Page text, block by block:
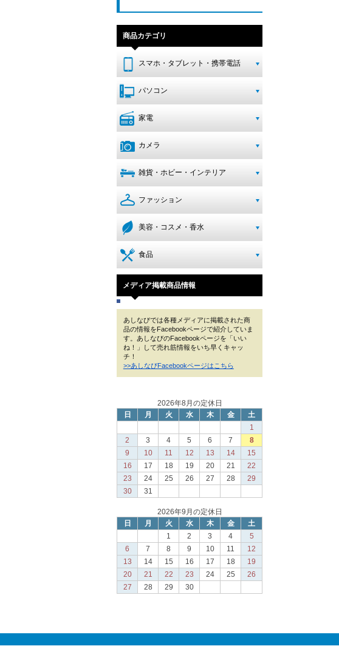
商品カテゴリ
スマホ・タブレット・携帯電話
パソコン
家電
カメラ
雑貨・ホビー・インテリア
ファッション
美容・コスメ・香水
食品
メディア掲載商品情報
あしなびでは各種メディアに掲載された商
品の情報をFacebookページで紹介していま
す。あしなびのFacebookページを「いい
ね！」して売れ筋情報をいち早くキャッ
チ！
>>あしなびFacebookページはこちら
2026年8月の定休日
日
月 火 水 木 金
土
1
2
3 4 5 6 7
8
9
10 11 12 13 14
15
16
17 18 19 20 21
22
23
24 25 26 27 28
29
30
31
2026年9月の定休日
日
月 火 水 木 金
土
1
2 3 4
5
6
7 8 9 10 11
12
13
14 15 16 17 18
19
20
21 22 23 24 25
26
27
28 29 30